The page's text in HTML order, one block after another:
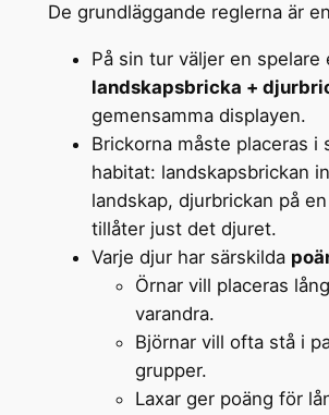
De grundläggande reglerna är
På sin tur väljer en spelare
landskapsbricka +
gemensamma displayen.
Brickorna måste placeras i
habitat: landskapsbrickan
landskap, djurbrickan på
tillåter just det djuret.
Varje djur har särskilda
Örnar vill placeras
varandra.
Björnar vill ofta stå i
grupper.
Laxar ger poäng för